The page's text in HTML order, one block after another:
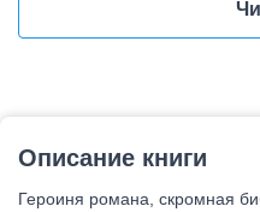
Описание книги
Героиня романа, скромная